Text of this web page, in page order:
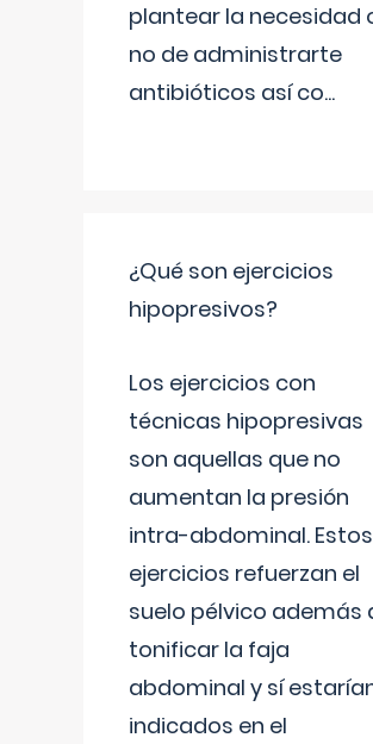
plantear la necesidad
no de administrarte
antibióticos así co...
¿Qué son ejercicios
hipopresivos?
Los ejercicios con
técnicas hipopresivas
son aquellas que no
aumentan la presión
intra-abdominal. Estos
ejercicios refuerzan el
suelo pélvico además
tonificar la faja
abdominal y sí
indicados en el